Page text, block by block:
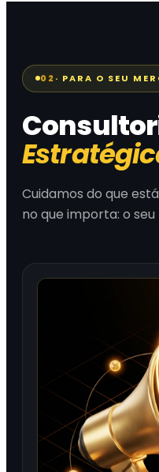
02· PARA O SEU
Cuidamos do que
no que importa: o seu